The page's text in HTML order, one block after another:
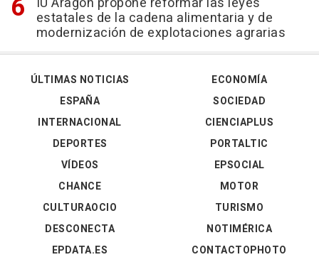
estatales de la cadena alimentaria y de
modernización de explotaciones agrarias
ÚLTIMAS NOTICIAS
ESPAÑA
INTERNACIONAL
DEPORTES
VÍDEOS
ECONOMÍA
SOCIEDAD
CIENCIAPLUS
PORTALTIC
EPSOCIAL
CHANCE
CULTURAOCIO
DESCONECTA
EPDATA.ES
MOTOR
TURISMO
NOTIMÉRICA
CONTACTOPHOTO